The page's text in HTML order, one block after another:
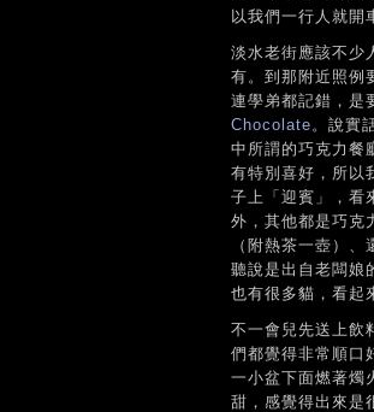
以我們一行人就開
淡水老街應該不少
有。到那附近照例
連學弟都記錯，是
Chocolate。說實
中所謂的巧克力餐
有特別喜好，所以
子上「迎賓」，看
外，其他都是巧克
（附熱茶一壺）
聽說是出自老闆娘
也有很多貓，看起
不一會兒先送上飲
們都覺得非常順口
一小盆下面燃著燭
甜，感覺得出來是